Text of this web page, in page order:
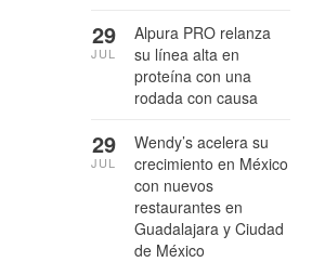
Alpura PRO relanza
su línea alta en
proteína con una
rodada con causa
29
JUL
Wendy’s acelera su
crecimiento en México
con nuevos
restaurantes en
Guadalajara y Ciudad
de México
29
JUL